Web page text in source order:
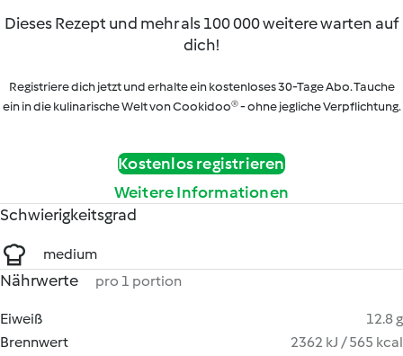
Dieses Rezept und mehr als 100 000 weitere warten auf
dich!
Registriere dich jetzt und erhalte ein kostenloses 30-Tage Abo. Tauche
ein in die kulinarische Welt von Cookidoo® - ohne jegliche Verpflichtung.
Kostenlos registrieren
Weitere Informationen
Schwierigkeitsgrad
medium
Nährwerte pro 1 portion
Eiweiß
12.8 g
Brennwert
2362 kJ / 565 kcal